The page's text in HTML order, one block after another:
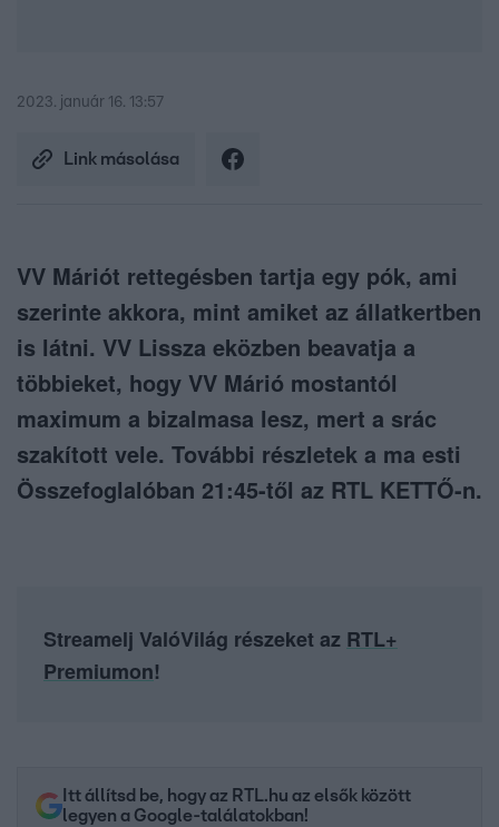
2023. január 16. 13:57
Link másolása
VV Máriót rettegésben tartja egy pók, ami
szerinte akkora, mint amiket az állatkertben
is látni. VV Lissza eközben beavatja a
többieket, hogy VV Márió mostantól
maximum a bizalmasa lesz, mert a srác
szakított vele. További részletek a ma esti
Összefoglalóban 21:45-től az RTL KETTŐ-n.
Streamelj ValóVilág részeket az RTL+
Premiumon!
Itt állítsd be, hogy az RTL.hu az elsők között
legyen a Google-találatokban!